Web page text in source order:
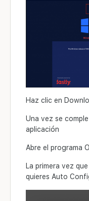
Haz clic en
Una vez se
aplicación
Abre el programa
La primera vez
quieres Auto